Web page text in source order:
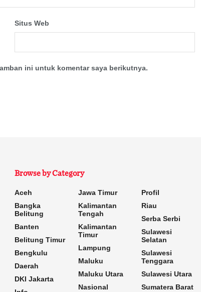
Situs Web
ini untuk komentar saya berikutnya.
Browse by Category
Aceh
Bangka
Belitung
Banten
Belitung Timur
Bengkulu
Daerah
DKI Jakarta
Jawa Timur
Kalimantan
Tengah
Kalimantan
Timur
Lampung
Maluku
Maluku Utara
Nasional
Profil
Riau
Serba Serbi
Sulawesi
Selatan
Sulawesi
Tenggara
Sulawesi Utara
Sumatera Barat